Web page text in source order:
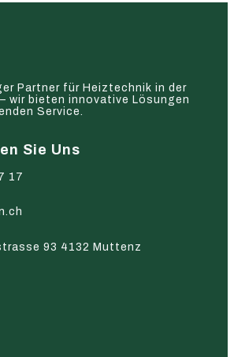
Partner für Heiztechnik in der
wir bieten innovative Lösungen
Service.
Sie Uns
17
93 4132 Muttenz